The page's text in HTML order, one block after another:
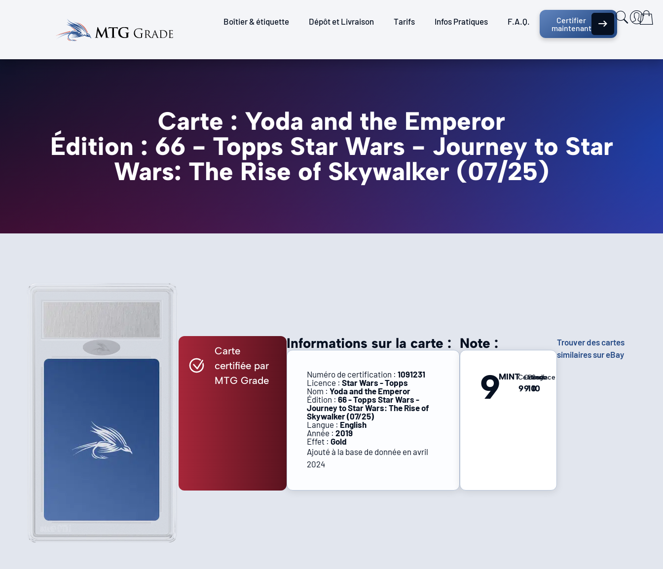
Boîtier & étiquette Dépôt et Livraison Tarifs Infos Pratiques F.A.Q.
Certifier
maintenant
Carte : Yoda and the Emperor
Édition : 66 - Topps Star Wars - Journey to Star
Wars: The Rise of Skywalker (07/25)
Carte
certifiée par
MTG Grade
Informations sur la carte :
Numéro de certification :1091231
Licence :Star Wars - Topps
Nom :Yoda and the Emperor
Édition :66 - Topps Star Wars -
Journey to Star Wars: The Rise of
Skywalker (07/25)
Langue : English
Année :2019
Effet :Gold
Ajouté à la base de donnée en avril
2024
Note :
9MINTCentrage
9
Coins
9
Bords
10
Surface
10
Trouver des cartes
similaires sur eBay